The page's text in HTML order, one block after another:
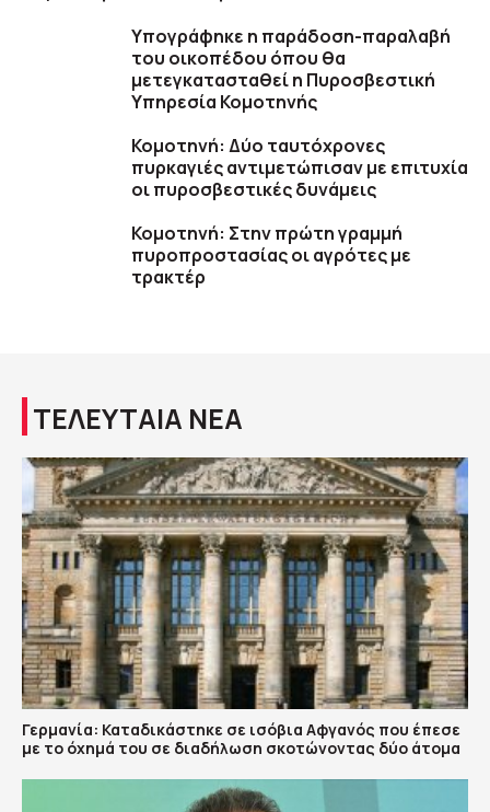
Υπογράφηκε η παράδοση-παραλαβή
του οικοπέδου όπου θα
μετεγκατασταθεί η Πυροσβεστική
Υπηρεσία Κομοτηνής
Κομοτηνή: Δύο ταυτόχρονες
πυρκαγιές αντιμετώπισαν με επιτυχία
οι πυροσβεστικές δυνάμεις
Κομοτηνή: Στην πρώτη γραμμή
πυροπροστασίας οι αγρότες με
τρακτέρ
ΤΕΛΕΥΤΑΙΑ ΝΕΑ
Γερμανία: Καταδικάστηκε σε ισόβια Αφγανός που έπεσε
με το όχημά του σε διαδήλωση σκοτώνοντας δύο άτομα